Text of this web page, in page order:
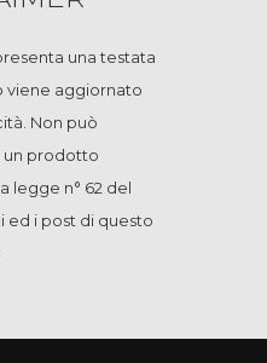
una testata
viene aggiornato
Non può
un prodotto
legge n° 62 del
ed i post di questo